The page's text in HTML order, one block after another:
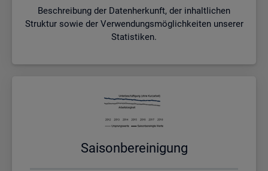
Beschreibung der Datenherkunft, der inhaltlichen
Struktur sowie der Verwendungsmöglichkeiten unserer
Statistiken.
Sai­son­be­rei­ni­gung